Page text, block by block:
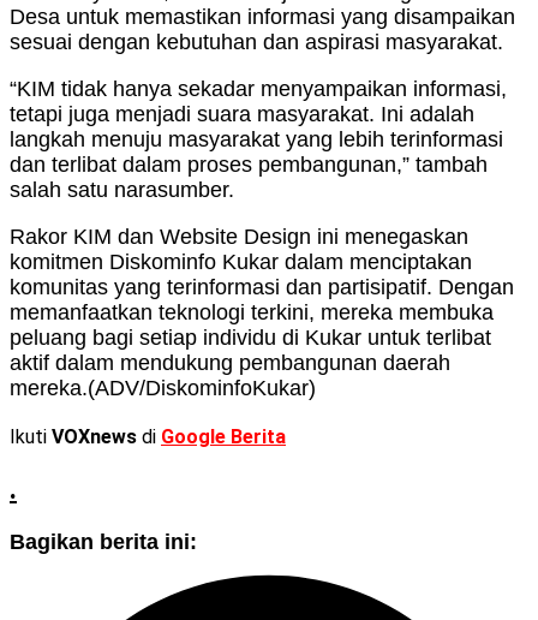
Desa untuk memastikan informasi yang disampaikan
sesuai dengan kebutuhan dan aspirasi masyarakat.
“KIM tidak hanya sekadar menyampaikan informasi,
tetapi juga menjadi suara masyarakat. Ini adalah
langkah menuju masyarakat yang lebih terinformasi
dan terlibat dalam proses pembangunan,” tambah
salah satu narasumber.
Rakor KIM dan Website Design ini menegaskan
komitmen Diskominfo Kukar dalam menciptakan
komunitas yang terinformasi dan partisipatif. Dengan
memanfaatkan teknologi terkini, mereka membuka
peluang bagi setiap individu di Kukar untuk terlibat
aktif dalam mendukung pembangunan daerah
mereka.(ADV/DiskominfoKukar)
Ikuti VOXnews di Google Berita
.
Bagikan berita ini: